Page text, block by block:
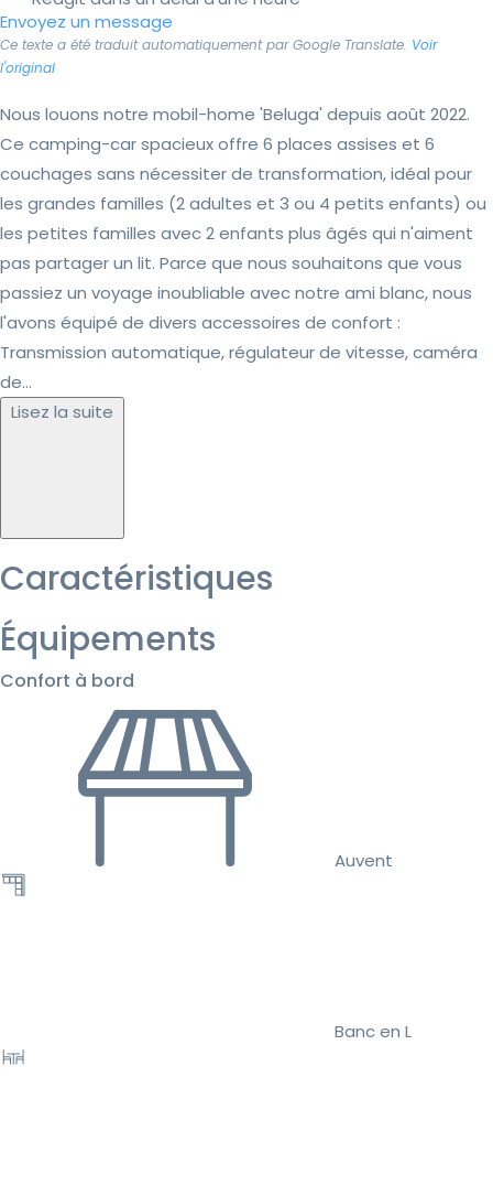
Envoyez un message
Ce texte a été traduit automatiquement par Google Translate. Voir
l'original
Nous louons notre mobil-home 'Beluga' depuis août 2022.
Ce camping-car spacieux offre 6 places assises et 6
couchages sans nécessiter de transformation, idéal pour
les grandes familles (2 adultes et 3 ou 4 petits enfants) ou
les petites familles avec 2 enfants plus âgés qui n'aiment
pas partager un lit. Parce que nous souhaitons que vous
passiez un voyage inoubliable avec notre ami blanc, nous
l'avons équipé de divers accessoires de confort :
Transmission automatique, régulateur de vitesse, caméra
de...
Lisez la suite
Caractéristiques
Équipements
Confort à bord
Auvent
Banc en L